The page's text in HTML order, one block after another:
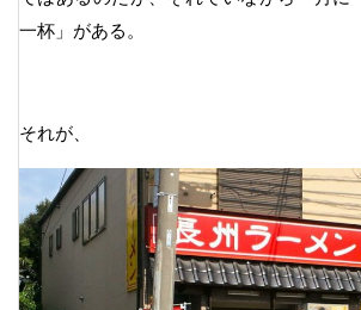
一杯」がある。
それが、